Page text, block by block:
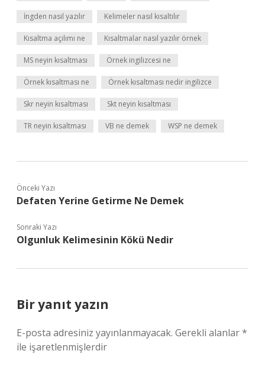
İngden nasıl yazılır Kelimeler nasıl kısaltılır
Kısaltma açılımı ne Kısaltmalar nasıl yazılır örnek
MS neyin kısaltması Örnek ingilizcesi ne
Örnek kısaltması ne Örnek kısaltması nedir ingilizce
Skr neyin kısaltması Skt neyin kısaltması
TR neyin kısaltması VB ne demek WSP ne demek
Önceki Yazı
Defaten Yerine Getirme Ne Demek
Sonraki Yazı
Olgunluk Kelimesinin Kökü Nedir
Bir yanıt yazın
E-posta adresiniz yayınlanmayacak. Gerekli alanlar*
ile işaretlenmişlerdir